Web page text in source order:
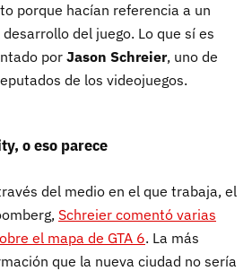
porque hacían referencia a un
del juego. Lo que sí es
por Jason Schreier, uno de
de los videojuegos.
o eso parece
del medio en el que trabaja, el
Schreier comentó varias
el mapa de GTA 6. La más
que la nueva ciudad no sería